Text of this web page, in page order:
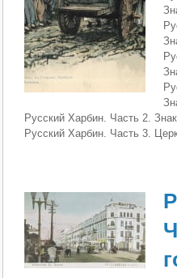
Русский Харбин. Часть 2.
Русский Харбин. Часть 3.